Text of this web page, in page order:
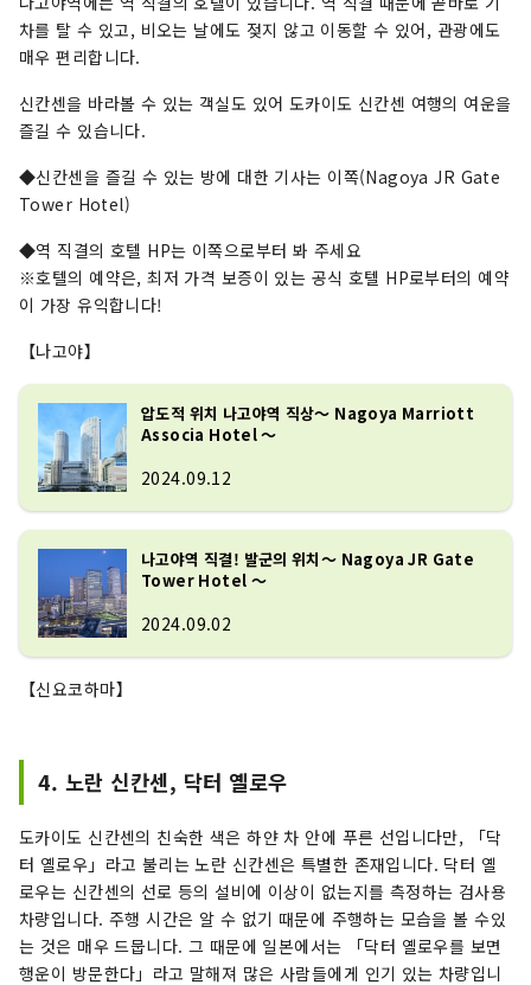
차를 탈 수 있고, 비오는 날에도 젖지 않고 이동할 수 있어, 관광에도
매우 편리합니다.
신칸센을 바라볼 수 있는 객실도 있어 도카이도 신칸센 여행의 여운을
즐길 수 있습니다.
◆신칸센을 즐길 수 있는 방에 대한 기사는 이쪽(Nagoya JR Gate
Tower Hotel)
◆역 직결의 호텔 HP는 이쪽으로부터 봐 주세요
※호텔의 예약은, 최저 가격 보증이 있는 공식 호텔 HP로부터의 예약
이 가장 유익합니다!
【나고야】
압도적 위치 나고야역 직상～ Nagoya Marriott
Associa Hotel ～
2024.09.12
나고야역 직결! 발군의 위치～ Nagoya JR Gate
Tower Hotel ～
2024.09.02
【신요코하마】
4. 노란 신칸센, 닥터 옐로우
도카이도 신칸센의 친숙한 색은 하얀 차 안에 푸른 선입니다만, 「닥
터 옐로우」라고 불리는 노란 신칸센은 특별한 존재입니다. 닥터 옐
로우는 신칸센의 선로 등의 설비에 이상이 없는지를 측정하는 검사용
차량입니다. 주행 시간은 알 수 없기 때문에 주행하는 모습을 볼 수있
는 것은 매우 드뭅니다. 그 때문에 일본에서는 「닥터 옐로우를 보면
행운이 방문한다」라고 말해져 많은 사람들에게 인기 있는 차량입니